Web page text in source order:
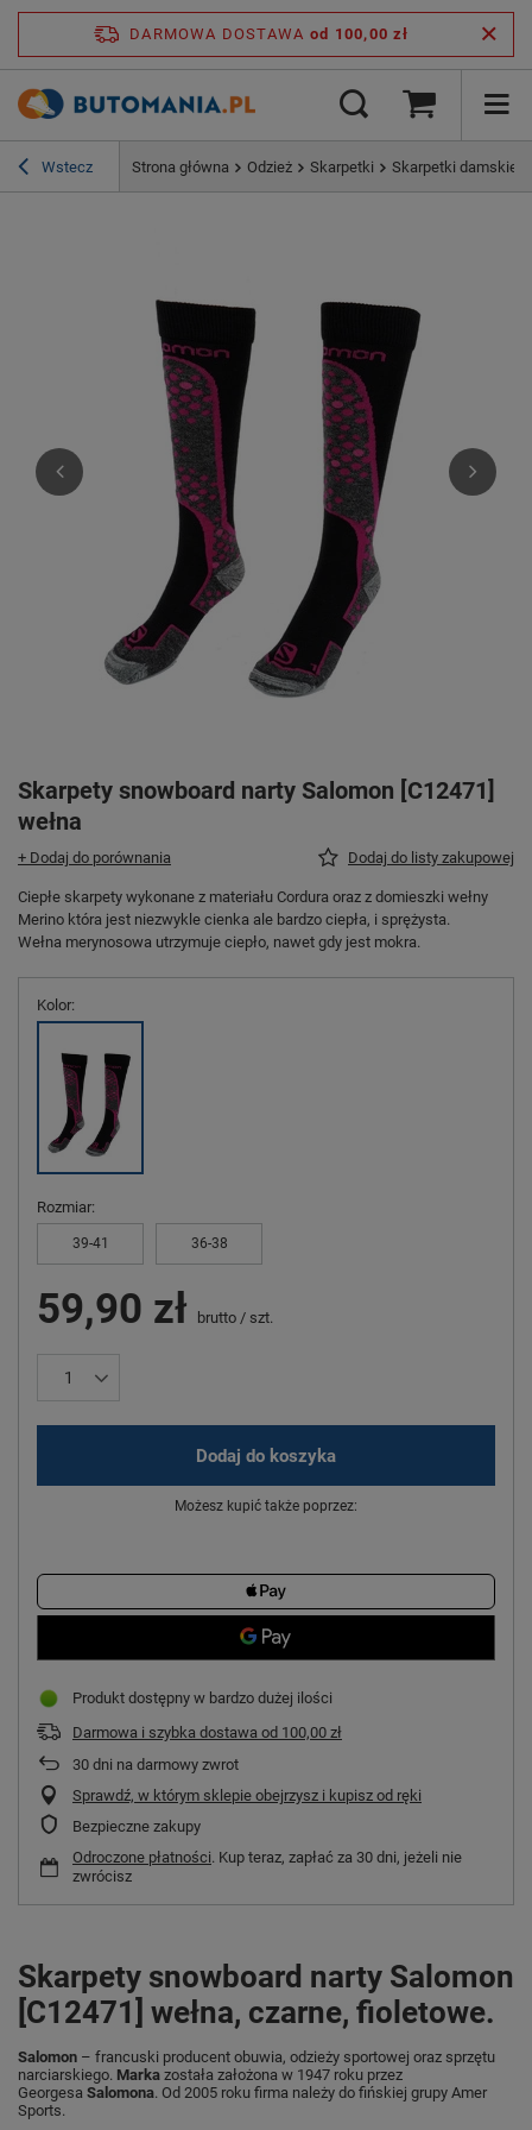
DARMOWA DOSTAWA od 100,00 zł
Wstecz Strona główna Odzież Skarpetki Skarpetki damskie
Skarpety snowboard narty Salomon [C12471]
wełna
+ Dodaj do porównania Dodaj do listy zakupowej
Ciepłe skarpety wykonane z materiału Cordura oraz z domieszki wełny
Merino która jest niezwykle cienka ale bardzo ciepła, i sprężysta.
Wełna merynosowa utrzymuje ciepło, nawet gdy jest mokra.
Kolor
Rozmiar
39-41 36-38
59,90 zł brutto / szt.
Dodaj do koszyka
Możesz kupić także poprzez:
Produkt dostępny w bardzo dużej ilości
Darmowa i szybka dostawa od 100,00 zł
30 dni na darmowy zwrot
Sprawdź, w którym sklepie obejrzysz i kupisz od ręki
Bezpieczne zakupy
Odroczone płatności. Kup teraz, zapłać za 30 dni, jeżeli nie
zwrócisz
Skarpety snowboard narty Salomon
[C12471] wełna, czarne, fioletowe.
Salomon – francuski producent obuwia, odzieży sportowej oraz sprzętu
narciarskiego. Marka została założona w 1947 roku przez
Georgesa Salomona. Od 2005 roku firma należy do fińskiej grupy Amer
Sports.